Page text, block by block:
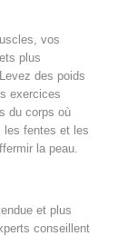
vos
plus
des poids
exercices
du corps où
les fentes et les
la peau.
et plus
conseillent